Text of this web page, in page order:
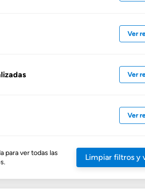
Ver
Ver
Ver
para ver todas las
Limpiar filtros y